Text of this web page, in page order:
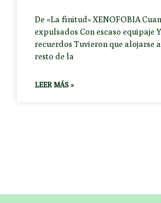
De «La finitud» XENOFOBIA
expulsados Con escaso equipaje
recuerdos Tuvieron que alojarse
resto de la
LEER MÁS »